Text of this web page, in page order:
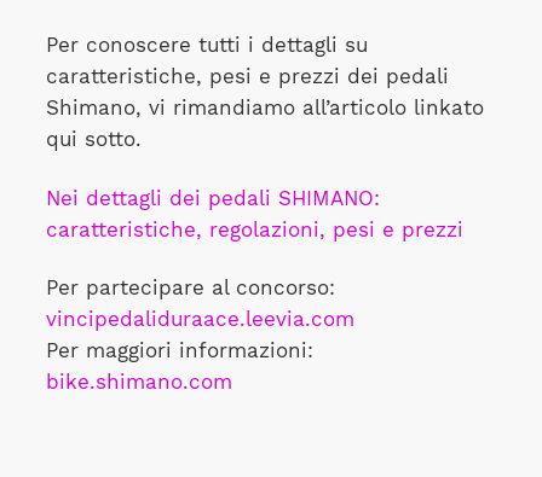
Per conoscere tutti i dettagli su
caratteristiche, pesi e prezzi dei pedali
Shimano, vi rimandiamo all’articolo linkato
qui sotto.
Nei dettagli dei pedali SHIMANO:
caratteristiche, regolazioni, pesi e prezzi
Per partecipare al concorso:
vincipedaliduraace.leevia.com
Per maggiori informazioni:
bike.shimano.com